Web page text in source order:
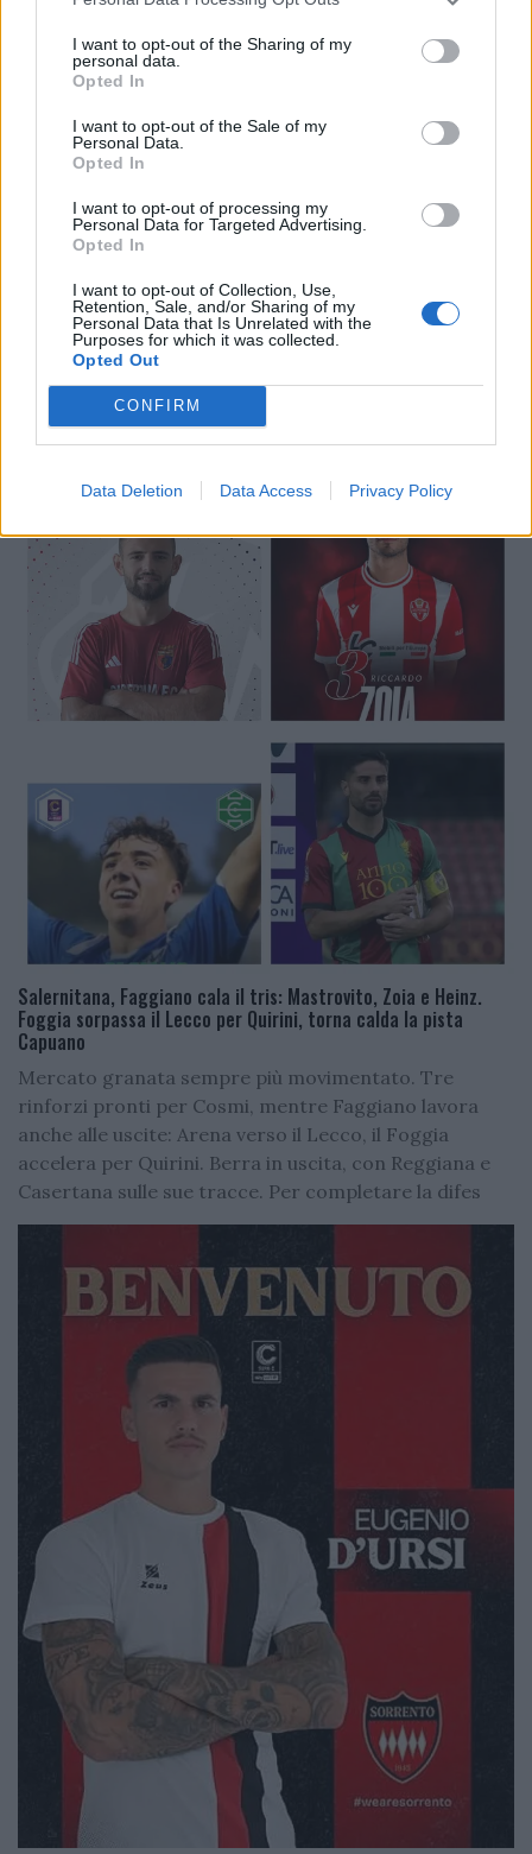
I want to opt-out of the Sharing of my
personal data.
Opted In
I want to opt-out of the Sale of my
Personal Data.
Opted In
I want to opt-out of processing my
Personal Data for Targeted Advertising.
Opted In
I want to opt-out of Collection, Use,
Retention, Sale, and/or Sharing of my
Personal Data that Is Unrelated with the
Purposes for which it was collected.
Opted Out
CONFIRM
Data Deletion Data Access Privacy Policy
🔥 Trending
Salernitana, Faggiano cala il tris: Mastrovito, Zoia e Heinz.
Foggia sorpassa il Lecco per Quirini, torna calda la pista
Capuano
Mercato granata sempre più movimentato. Tre
rinforzi pronti per Cosmi, mentre Faggiano lavora
anche alle uscite: Arena verso il Lecco, il Foggia
accelera per Quirini. Berra in uscita, con Reggiana e
Casertana sulle sue tracce. Per completare la difes